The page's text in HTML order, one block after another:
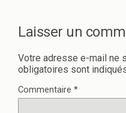
Laisser un
Votre adresse e-mail ne
obligatoires sont
Commentaire *